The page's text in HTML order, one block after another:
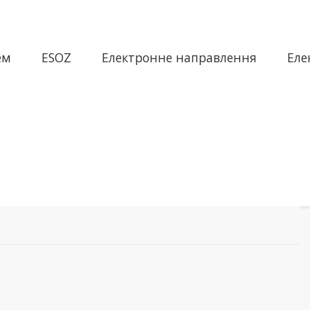
ESOZ Електронне направлення